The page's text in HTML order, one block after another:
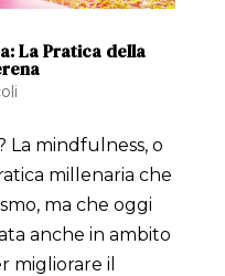
La Pratica della
La mindfulness, o
millenaria che
ma che oggi
anche in ambito
migliorare il